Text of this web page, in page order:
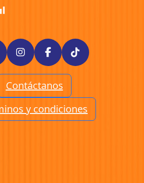
Contáctanos
y condiciones